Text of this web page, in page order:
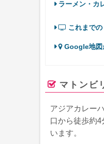
ラーメン・カ
これまで
Google地図
マトンビ
アジアカレー
口から徒歩約
います。